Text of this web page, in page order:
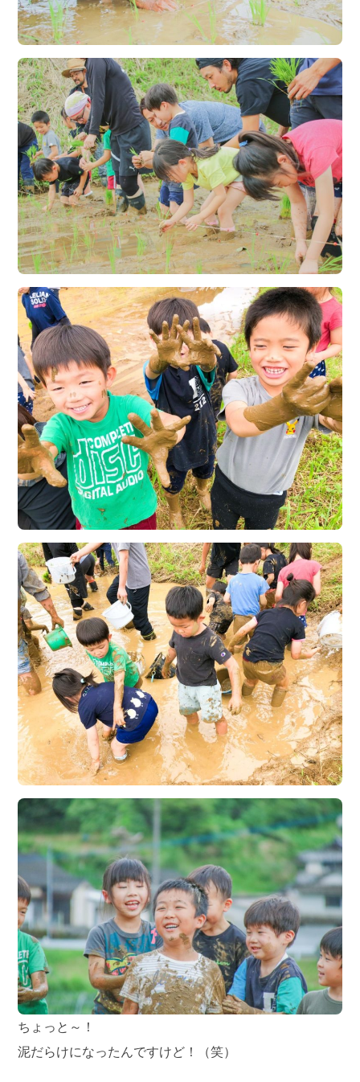
ちょっと～！
泥だらけになったんですけど！（笑）